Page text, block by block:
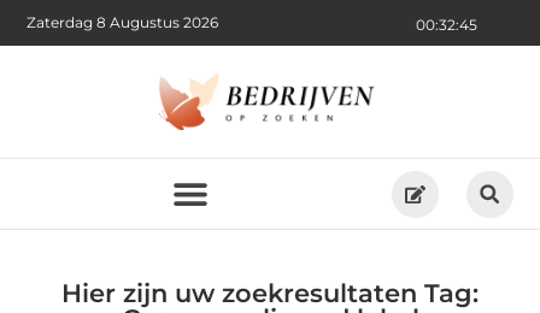
00:32:45
Zaterdag 8 Augustus 2026
Hier zijn uw zoekresultaten Tag: